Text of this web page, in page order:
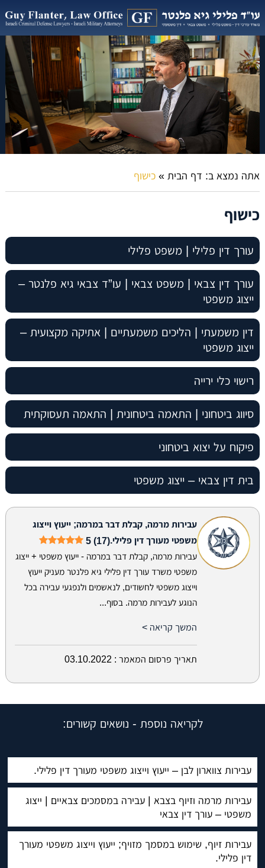
אתה נמצא ב: דף הבית » כישוף
כישוף
עורך דין פלילי | משפט פלילי
עורך דין צבאי | משפט צבאי | עו”ד צבאי גיא פלנטר –
ייצוג משפטי
דין משמעתי | הליכים משמעתיים | אתיקה מקצועית –
ייצוג משפטי
רישוי כלי ירייה
סיווג ביטחוני | התאמה ביטחונית | התאמה תעסוקתית
פיקוח על יצוא ביטחוני
בית דין צבאי – ייצוג משפטי
עבירות מרמה, קבלת דבר במרמה; ייעוץ וייצוג
משפטי מעורך דין פלילי.5 (17)
עבירות מרמה, קבלת דבר במרמה - ייעוץ משפטי + ייצוג
משפטי משרד עורך דין פלילי גיא פלנטר מעניק ייעוץ
וייצוג משפטי לחשודים, לנאשמים ולנפגעי עבירה בכל
הנוגע לעבירות מרמה. בסוף...
המשך קריאה >
תאריך פרסום המאמר : 03.10.2022
לקריאה נוספת - נושאים קשורים:
עבירות צווארון לבן – ייעוץ וייצוג משפטי מעורך דין פלילי.
עבירות מרמה וזיוף בצבא | עבירה במסמכים צבאיים | ייצוג
משפטי – עורך דין צבאי
עבירות זיוף, שימוש במסמך מזויף; ייעוץ וייצוג משפטי מעורך
דין פלילי.